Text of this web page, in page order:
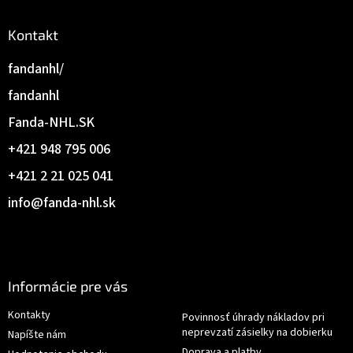
Kontakt
info@fanda-nhl.sk
+421 2 21 025 041
+421 948 795 006
Fanda-NHL.SK
fandanhl
fandanhl/
Informácie pre vás
Kontakty
Napíšte nám
Povinnosť úhrady nákladov pri
neprevzatí zásielky na dobierku